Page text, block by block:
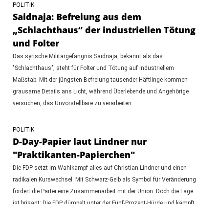
POLITIK
Saidnaja: Befreiung aus dem
„Schlachthaus“ der industriellen Tötung
und Folter
Das syrische Militärgefängnis Saidnaja, bekannt als das
"Schlachthaus", steht für Folter und Tötung auf industriellem
Maßstab. Mit der jüngsten Befreiung tausender Häftlinge kommen
grausame Details ans Licht, während Überlebende und Angehörige
versuchen, das Unvorstellbare zu verarbeiten.
POLITIK
D-Day-Papier laut Lindner nur
"Praktikanten-Papierchen"
Die FDP setzt im Wahlkampf alles auf Christian Lindner und einen
radikalen Kurswechsel. Mit Schwarz-Gelb als Symbol für Veränderung
fordert die Partei eine Zusammenarbeit mit der Union. Doch die Lage